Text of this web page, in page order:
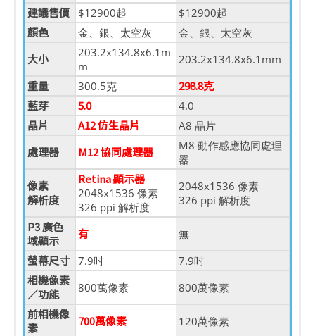
建議售價 $12900起 $12900起
顏色 金、銀、太空灰 金、銀、太空灰
大小
203.2x134.8x6.1m
m
203.2x134.8x6.1mm
重量 300.5克
298.8克
藍芽
5.0 4.0
晶片 A12 仿生晶片 A8 晶片
處理器 M12 協同處理器
M8 動作感應協同處理
器
像素
解析度
Retina 顯示器
2048x1536 像素
326 ppi 解析度
2048x1536 像素
326 ppi 解析度
P3 廣色
域顯示
有 無
螢幕尺寸 7.9吋 7.9吋
相機像素
／功能
800萬像素 800萬像素
前相機像
素
700萬像素 120萬像素